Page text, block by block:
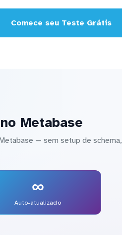
Comece seu Teste Grátis
Metabase
— sem setup de schema,
∞
Auto-atualizado